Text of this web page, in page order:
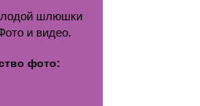
шлюшки
и видео.
фото: